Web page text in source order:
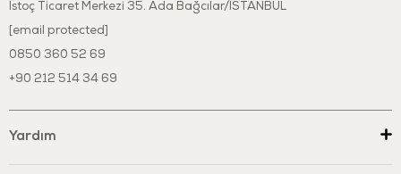
İstoç Ticaret Merkezi 35. Ada Bağcılar/İSTANBUL
[email protected]
0850 360 52 69
+90 212 514 34 69
Yardım